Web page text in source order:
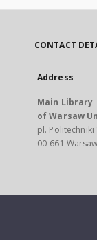
CONTACT
Address
Main Library
of Warsaw
pl. Politechniki
00-661 Warsaw